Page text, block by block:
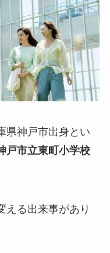
県神戸市出身とい
戸市立東町小学校
える出来事があり